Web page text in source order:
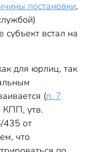
постановки,
субъект встал на
для юрлиц, так
(п. 7
утв.
от
что